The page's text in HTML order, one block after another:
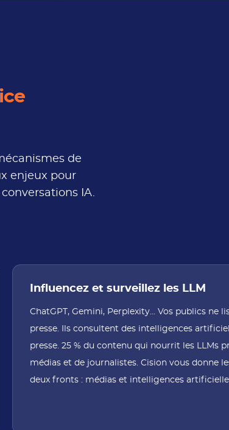
de
enjeux pour
IA.
Influencez et surveillez les LLM
ChatGPT, Gemini, Perplexity... Vos publics ne
presse. Ils consultent des intelligences
presse. 25 % du contenu qui nourrit les LLMs
médias et de journalistes. Cision vous donne
deux fronts : médias et intelligences